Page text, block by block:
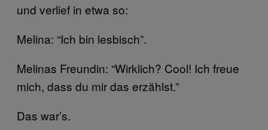
und verlief in etwa so:
Melina: “Ich bin lesbisch”.
Melinas Freundin: “Wirklich? Cool! Ich freue
mich, dass du mir das erzählst.”
Das war’s.